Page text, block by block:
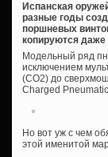
Испанская
разные годы
поршневых
копируются
Модельный ряд
исключением
(CO2) до
Charged
Но вот уж с чем
этой именитой